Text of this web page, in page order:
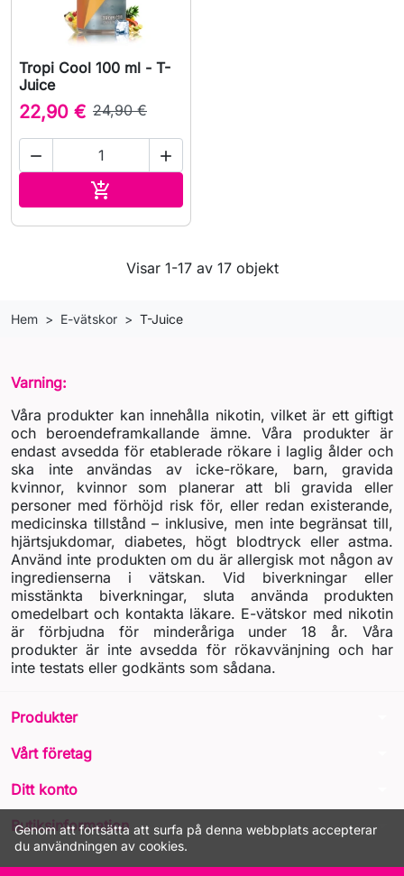
Genom att fortsätta att surfa på denna webbplats accepterar
du användningen av cookies.
Tropi Cool 100 ml - T-
Juice
22,90 € 24,90 €
 

Visar 1-17 av 17 objekt
Hem E-vätskor T-Juice
Varning:
Våra produkter kan innehålla nikotin, vilket är ett giftigt
och beroendeframkallande ämne. Våra produkter är
endast avsedda för etablerade rökare i laglig ålder och
ska inte användas av icke-rökare, barn, gravida
kvinnor, kvinnor som planerar att bli gravida eller
personer med förhöjd risk för, eller redan existerande,
medicinska tillstånd – inklusive, men inte begränsat till,
hjärtsjukdomar, diabetes, högt blodtryck eller astma.
Använd inte produkten om du är allergisk mot någon av
ingredienserna i vätskan. Vid biverkningar eller
misstänkta biverkningar, sluta använda produkten
omedelbart och kontakta läkare. E-vätskor med nikotin
är förbjudna för minderåriga under 18 år. Våra
produkter är inte avsedda för rökavvänjning och har
inte testats eller godkänts som sådana.
Produkter
Vårt företag
Ditt konto
Butiksinformation arrow_drop_down